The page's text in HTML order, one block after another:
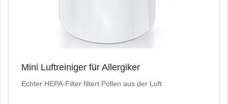
Mini Luftreiniger für Allergiker
Echter HEPA-Filter filtert Pollen aus der Luft